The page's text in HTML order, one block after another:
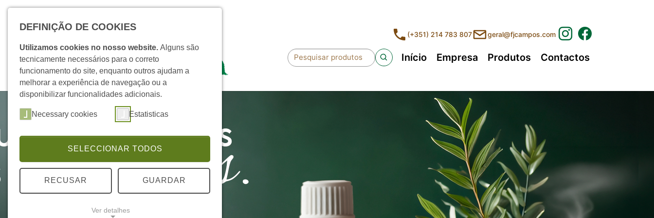
Skip to main navigation
Skip to main content
Skip to page footer
(+351) 214 783 807 geral@fjcampos.com
Pesquisar Início(current)
Empresa Produtos Contactos
DEFINIÇÃO DE COOKIES
Utilizamos cookies no nosso website. Alguns são
tecnicamente necessários para o correto
funcionamento do site, enquanto outros ajudam a
melhorar a experiência de navegação ou a
disponibilizar funcionalidades adicionais.
Necessary cookies Estatisticas
SELECCIONAR TODOS
RECUSAR GUARDAR
Ver detalhes